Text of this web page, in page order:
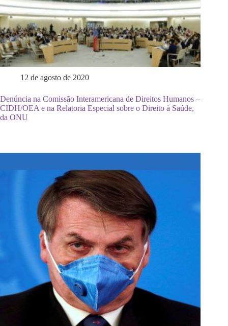
12 de agosto de 2020
Denúncia na Comissão Interamericana de Direitos Humanos –
CIDH/OEA e na Relatoria Especial sobre o Direito à Saúde,
da ONU